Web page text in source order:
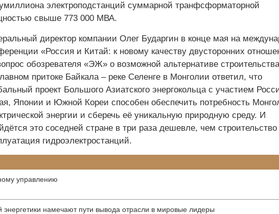
электроподстанций суммарной транфсформаторной
свыше 773 000 МВА.
директор компании Олег Бударгин в конце мая на
«Россия и Китай: к новому качеству двусторонних
обозревателя «ЭЖ» о возможной альтернативе
притоке Байкала – реке Селенге в Монголии ответил, что
проект Большого Азиатского энергокольца с участием
Японии и Южной Кореи способен обеспечить потребность
энергии и сберечь её уникальную природную среду. И
это соседней стране в три раза дешевле, чем строительство
гидроэлектростанций.
управлению
энергетики намечают пути вывода отрасли в мировые лидеры